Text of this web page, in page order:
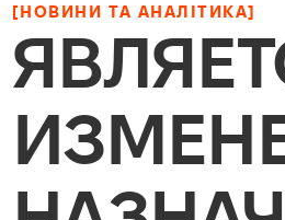
[НОВИНИ ТА АНАЛІТИКА]